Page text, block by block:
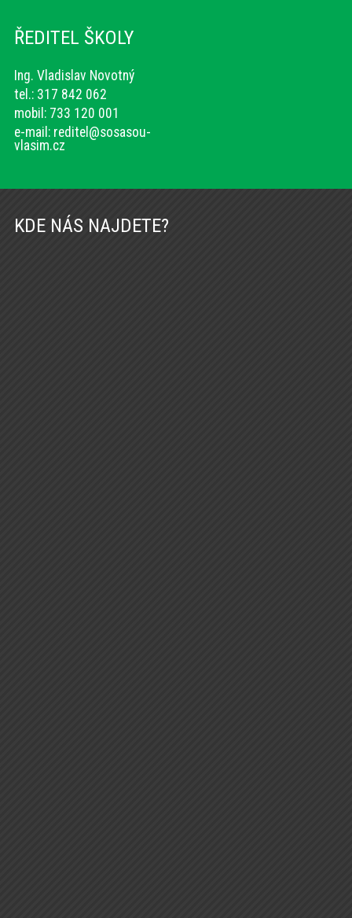
ŘEDITEL ŠKOLY
Ing. Vladislav Novotný
tel.: 317 842 062
mobil: 733 120 001
e-mail: reditel@sosasou-
vlasim.cz
KDE NÁS NAJDETE?